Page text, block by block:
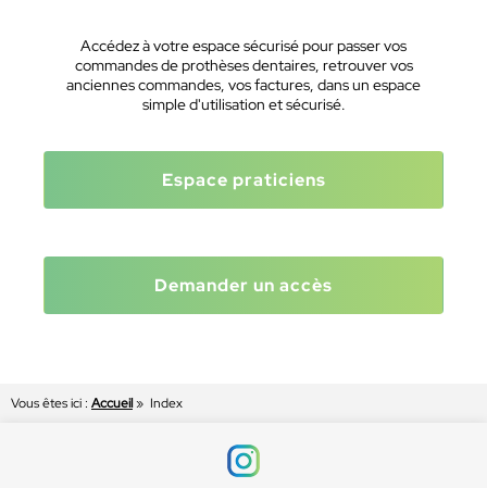
Accédez à votre espace sécurisé pour passer vos
commandes de prothèses dentaires, retrouver vos
anciennes commandes, vos factures, dans un espace
simple d'utilisation et sécurisé.
Espace praticiens
Demander un accès
Vous êtes ici : Accueil» Index